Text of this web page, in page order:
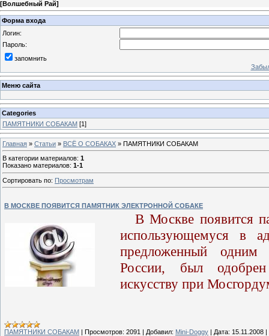
[Волшебный Рай]
Форма входа
Логин:
Пароль:
запомнить
Меню сайта
Categories
ПАМЯТНИКИ СОБАКАМ [1]
Главная » Статьи » ВСЁ О СОБАКАХ » ПАМЯТНИКИ СОБАКАМ
В категории материалов: 1
Показано материалов: 1-1
Сортировать по: Просмотрам
В МОСКВЕ ПОЯВИТСЯ ПАМЯТНИК ЭЛЕКТРОННОЙ СОБАКЕ
В Москве появится
использующемуся в
предложенный одним
России, был
искусству при
ПАМЯТНИКИ СОБАКАМ | Просмотров: 2091 | Добавил: Mini-Doggy | Дата: 15.11.2008 |